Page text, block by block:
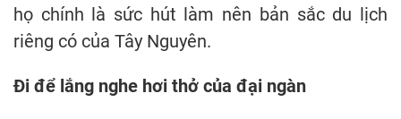
họ chính là sức hút làm nên bản sắc du lịch
riêng có của Tây Nguyên.
Đi để lắng nghe hơi thở của đại ngàn